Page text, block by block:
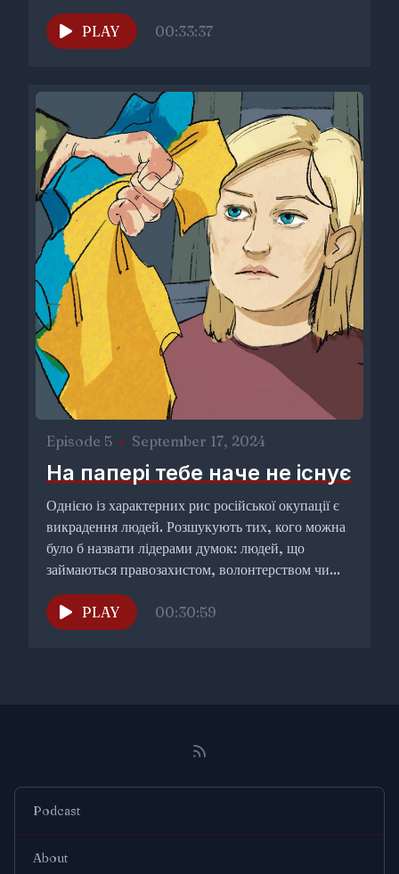
Кілька...
PLAY
00:33:37
Episode 5 • September 17, 2024
На папері тебе наче не існує
Однією із характерних рис російської окупації є
викрадення людей. Розшукують тих, кого можна
було б назвати лідерами думок: людей, що
займаються правозахистом, волонтерством чи...
PLAY 00:30:59
Podcast
About